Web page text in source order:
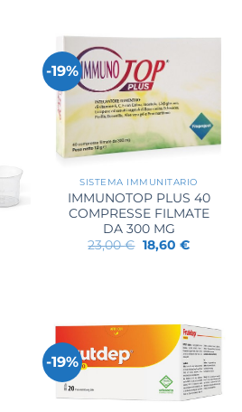
-19%
SISTEMA IMMUNITARIO
IMMUNOTOP PLUS 40
COMPRESSE FILMATE
DA 300 MG
23,00€ Il
prezzo
18,60 €Il
-19%